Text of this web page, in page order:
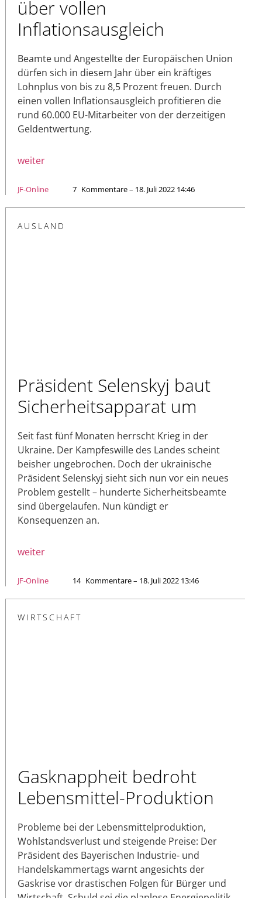
über vollen
Inflationsausgleich
Beamte und Angestellte der Europäischen Union
dürfen sich in diesem Jahr über ein kräftiges
Lohnplus von bis zu 8,5 Prozent freuen. Durch
einen vollen Inflationsausgleich profitieren die
rund 60.000 EU-Mitarbeiter von der derzeitigen
Geldentwertung.
weiter
JF-Online 7 Kommentare – 18. Juli 2022 14:46
AUSLAND
Präsident Selenskyj baut
Sicherheitsapparat um
Seit fast fünf Monaten herrscht Krieg in der
Ukraine. Der Kampfeswille des Landes scheint
beisher ungebrochen. Doch der ukrainische
Präsident Selenskyj sieht sich nun vor ein neues
Problem gestellt – hunderte Sicherheitsbeamte
sind übergelaufen. Nun kündigt er
Konsequenzen an.
weiter
JF-Online 14 Kommentare – 18. Juli 2022 13:46
WIRTSCHAFT
Gasknappheit bedroht
Lebensmittel-Produktion
Probleme bei der Lebensmittelproduktion,
Wohlstandsverlust und steigende Preise: Der
Präsident des Bayerischen Industrie- und
Handelskammertags warnt angesichts der
Gaskrise vor drastischen Folgen für Bürger und